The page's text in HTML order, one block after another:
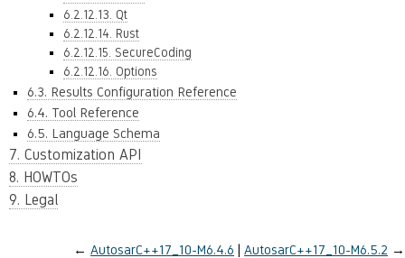
6.2.12.13. Qt
6.2.12.14. Rust
6.2.12.15. SecureCoding
6.2.12.16. Options
6.3. Results Configuration Reference
6.4. Tool Reference
6.5. Language Schema
7. Customization API
8. HOWTOs
9. Legal
← AutosarC++17_10-M6.4.6 AutosarC++17_10-M6.5.2 →